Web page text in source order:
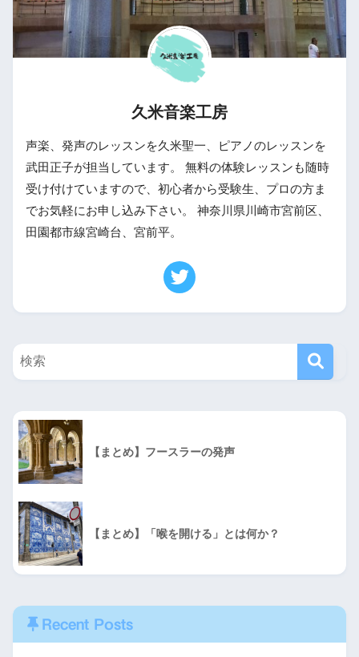
久米音楽工房
声楽、発声のレッスンを久米聖一、ピアノのレッスンを
武田正子が担当しています。 無料の体験レッスンも随時
受け付けていますので、初心者から受験生、プロの方ま
でお気軽にお申し込み下さい。 神奈川県川崎市宮前区、
田園都市線宮崎台、宮前平。
【まとめ】フースラーの発声
【まとめ】「喉を開ける」とは何か？
Recent Posts